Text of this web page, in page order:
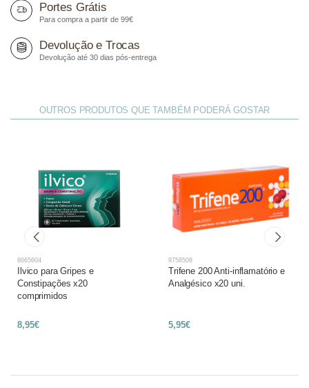
Portes Grátis
Para compra a partir de 99€
Devolução e Trocas
Devolução até 30 dias pós-entrega
OUTROS PRODUTOS QUE TAMBÉM PODERÁ GOSTAR
8665604
Ilvico para Gripes e
Constipações x20
comprimidos
8,95€
9758508
Trifene 200 Anti-inflamatório e
Analgésico x20 uni.
5,95€